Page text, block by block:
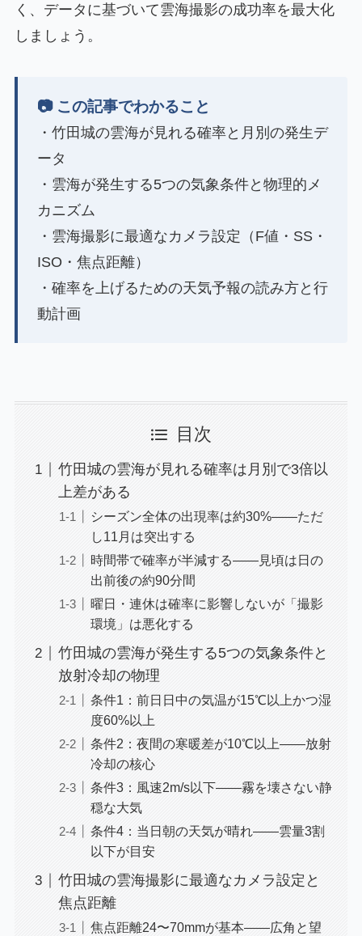
く、データに基づいて雲海撮影の成功率を最大化
しましょう。
📷 この記事でわかること
・竹田城の雲海が見れる確率と月別の発生デ
ータ
・雲海が発生する5つの気象条件と物理的メ
カニズム
・雲海撮影に最適なカメラ設定（F値・SS・
ISO・焦点距離）
・確率を上げるための天気予報の読み方と行
動計画
目次
竹田城の雲海が見れる確率は月別で3倍以
上差がある
シーズン全体の出現率は約30%——ただ
し11月は突出する
時間帯で確率が半減する——見頃は日の
出前後の約90分間
曜日・連休は確率に影響しないが「撮影
環境」は悪化する
竹田城の雲海が発生する5つの気象条件と
放射冷却の物理
条件1：前日日中の気温が15℃以上かつ湿
度60%以上
条件2：夜間の寒暖差が10℃以上——放射
冷却の核心
条件3：風速2m/s以下——霧を壊さない静
穏な大気
条件4：当日朝の天気が晴れ——雲量3割
以下が目安
竹田城の雲海撮影に最適なカメラ設定と
焦点距離
焦点距離24〜70mmが基本——広角と望